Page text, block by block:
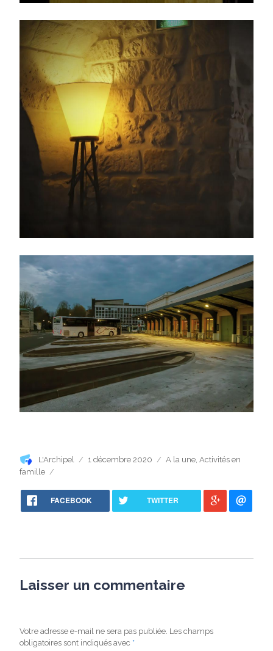
Auteur
L'Archipel
Publié
1 décembre 2020 Catégories
A la une, Activités en
famille
FACEBOOK TWITTER
Laisser un commentaire
Votre adresse e-mail ne sera pas publiée. Les champs
obligatoires sont indiqués avec *